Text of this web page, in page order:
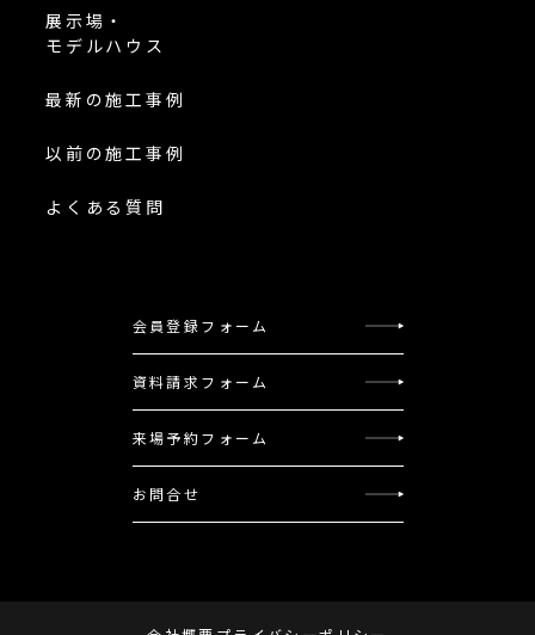
展示場・
モデルハウス
最新の施工事例
以前の施工事例
よくある質問
会員登録フォーム
資料請求フォーム
来場予約フォーム
お問合せ